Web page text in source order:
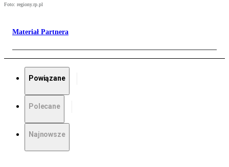
Foto: regiony.rp.pl
Materiał Partnera
Powiązane
Polecane
Najnowsze